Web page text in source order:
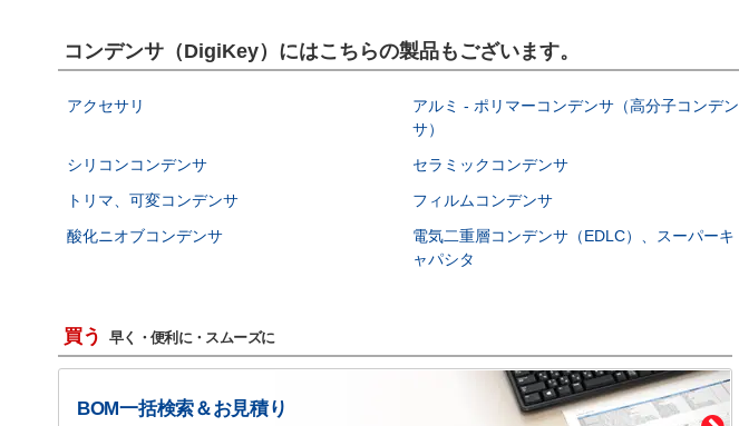
コンデンサ（DigiKey）にはこちらの製品もございます。
アクセサリ
アルミ - ポリマーコンデンサ（高分子コンデン
サ）
シリコンコンデンサ セラミックコンデンサ
トリマ、可変コンデンサ
フィルムコンデンサ
酸化ニオブコンデンサ
電気二重層コンデンサ（EDLC）、スーパーキ
ャパシタ
買う 早く・便利に・スムーズに
BOM一括検索＆お見積り